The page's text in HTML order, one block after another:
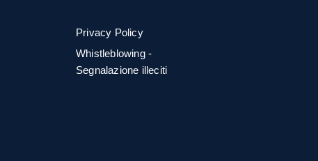
Privacy Policy
Whistleblowing -
Segnalazione illeciti